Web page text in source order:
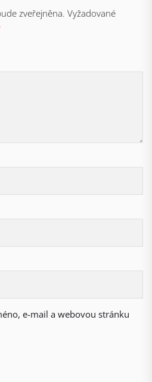
zveřejněna. Vyžadované
e-mail a webovou stránku